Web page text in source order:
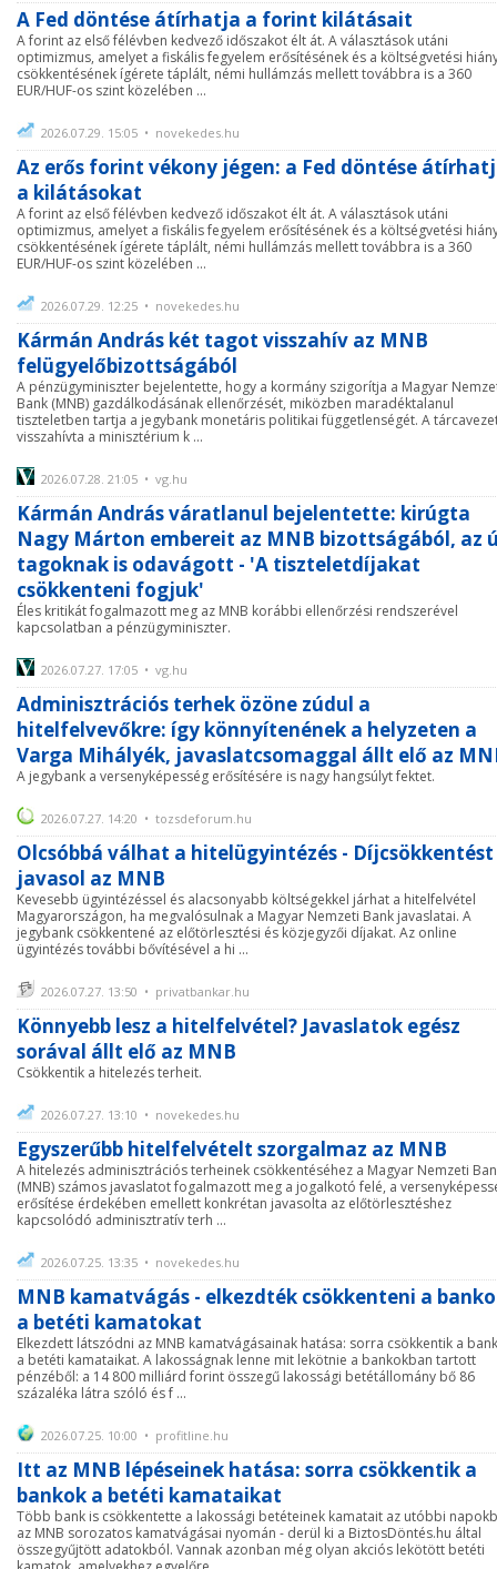
A Fed döntése átírhatja a forint kilátásait
A forint az első félévben kedvező időszakot élt át. A választások utáni
optimizmus, amelyet a fiskális fegyelem erősítésének és a költségvetési
csökkentésének ígérete táplált, némi hullámzás mellett továbbra is a 360
EUR/HUF-os szint közelében ...
2026.07.29. 15:05 • novekedes.hu
Az erős forint vékony jégen: a Fed döntése
a kilátásokat
A forint az első félévben kedvező időszakot élt át. A választások utáni
optimizmus, amelyet a fiskális fegyelem erősítésének és a költségvetési
csökkentésének ígérete táplált, némi hullámzás mellett továbbra is a 360
EUR/HUF-os szint közelében ...
2026.07.29. 12:25 • novekedes.hu
Kármán András két tagot visszahív az MNB
felügyelőbizottságából
A pénzügyminiszter bejelentette, hogy a kormány szigorítja a Magyar
Bank (MNB) gazdálkodásának ellenőrzését, miközben maradéktalanul
tiszteletben tartja a jegybank monetáris politikai függetlenségét. A
visszahívta a minisztérium k ...
2026.07.28. 21:05 • vg.hu
Kármán András váratlanul bejelentette: kirúgta
Nagy Márton embereit az MNB bizottságából, az
tagoknak is odavágott - 'A tiszteletdíjakat
csökkenteni fogjuk'
Éles kritikát fogalmazott meg az MNB korábbi ellenőrzési rendszerével
kapcsolatban a pénzügyminiszter.
2026.07.27. 17:05 • vg.hu
Adminisztrációs terhek özöne zúdul a
hitelfelvevőkre: így könnyítenének a helyzeten a
Varga Mihályék, javaslatcsomaggal állt elő az
A jegybank a versenyképesség erősítésére is nagy hangsúlyt fektet.
2026.07.27. 14:20 • tozsdeforum.hu
Olcsóbbá válhat a hitelügyintézés - Díjcsökkentést
javasol az MNB
Kevesebb ügyintézéssel és alacsonyabb költségekkel járhat a hitelfelvétel
Magyarországon, ha megvalósulnak a Magyar Nemzeti Bank javaslatai. A
jegybank csökkentené az előtörlesztési és közjegyzői díjakat. Az online
ügyintézés további bővítésével a hi ...
2026.07.27. 13:50 • privatbankar.hu
Könnyebb lesz a hitelfelvétel? Javaslatok egész
sorával állt elő az MNB
Csökkentik a hitelezés terheit.
2026.07.27. 13:10 • novekedes.hu
Egyszerűbb hitelfelvételt szorgalmaz az MNB
A hitelezés adminisztrációs terheinek csökkentéséhez a Magyar Nemzeti
(MNB) számos javaslatot fogalmazott meg a jogalkotó felé, a
erősítése érdekében emellett konkrétan javasolta az előtörlesztéshez
kapcsolódó adminisztratív terh ...
2026.07.25. 13:35 • novekedes.hu
MNB kamatvágás - elkezdték csökkenteni a
a betéti kamatokat
Elkezdett látszódni az MNB kamatvágásainak hatása: sorra csökkentik a
a betéti kamataikat. A lakosságnak lenne mit lekötnie a bankokban tartott
pénzéből: a 14 800 milliárd forint összegű lakossági betétállomány bő 86
százaléka látra szóló és f ...
2026.07.25. 10:00 • profitline.hu
Itt az MNB lépéseinek hatása: sorra csökkentik a
bankok a betéti kamataikat
Több bank is csökkentette a lakossági betéteinek kamatait az utóbbi
az MNB sorozatos kamatvágásai nyomán - derül ki a BiztosDöntés.hu által
összegyűjtött adatokból. Vannak azonban még olyan akciós lekötött betéti